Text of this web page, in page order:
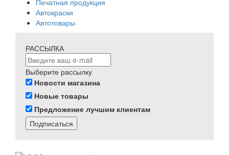
Печатная продукция
Автокраски
Автотовары
РАССЫЛКА
Выберите рассылку
Новости магазина
Новые товары
Предложение лучшим клиентам
Подписаться